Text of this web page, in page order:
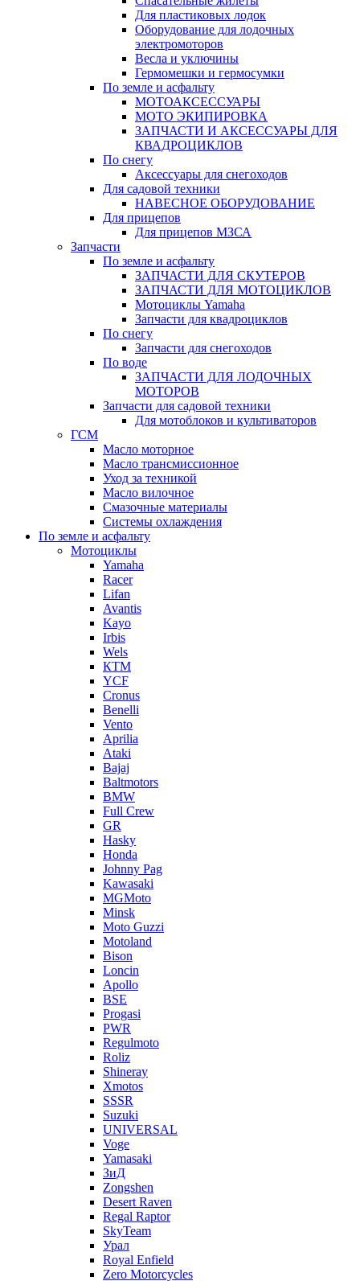
Для пластиковых лодок
Оборудование для лодочных
электромоторов
Весла и уключины
Гермомешки и гермосумки
По земле и асфальту
МОТОАКСЕССУАРЫ
МОТО ЭКИПИРОВКА
ЗАПЧАСТИ И АКСЕССУАРЫ ДЛЯ
КВАДРОЦИКЛОВ
По снегу
Аксессуары для снегоходов
Для садовой техники
НАВЕСНОЕ ОБОРУДОВАНИЕ
Для прицепов
Для прицепов МЗСА
Запчасти
По земле и асфальту
ЗАПЧАСТИ ДЛЯ СКУТЕРОВ
ЗАПЧАСТИ ДЛЯ МОТОЦИКЛОВ
Мотоциклы Yamaha
Запчасти для квадроциклов
По снегу
Запчасти для снегоходов
По воде
ЗАПЧАСТИ ДЛЯ ЛОДОЧНЫХ
МОТОРОВ
Запчасти для садовой техники
Для мотоблоков и культиваторов
ГСМ
Масло моторное
Масло трансмиссионное
Уход за техникой
Масло вилочное
Смазочные материалы
Системы охлаждения
По земле и асфальту
Мотоциклы
Yamaha
Racer
Lifan
Avantis
Kayo
Irbis
Wels
КТМ
YCF
Cronus
Benelli
Vento
Aprilia
Ataki
Bajaj
Baltmotors
BMW
Full Crew
GR
Hasky
Honda
Johnny Pag
Kawasaki
MGMoto
Minsk
Moto Guzzi
Motoland
Bison
Loncin
Apollo
BSE
Progasi
PWR
Regulmoto
Roliz
Shineray
Xmotos
SSSR
Suzuki
UNIVERSAL
Voge
Yamasaki
ЗиД
Zongshen
Desert Raven
Regal Raptor
SkyTeam
Урал
Royal Enfield
Zero Motorcycles